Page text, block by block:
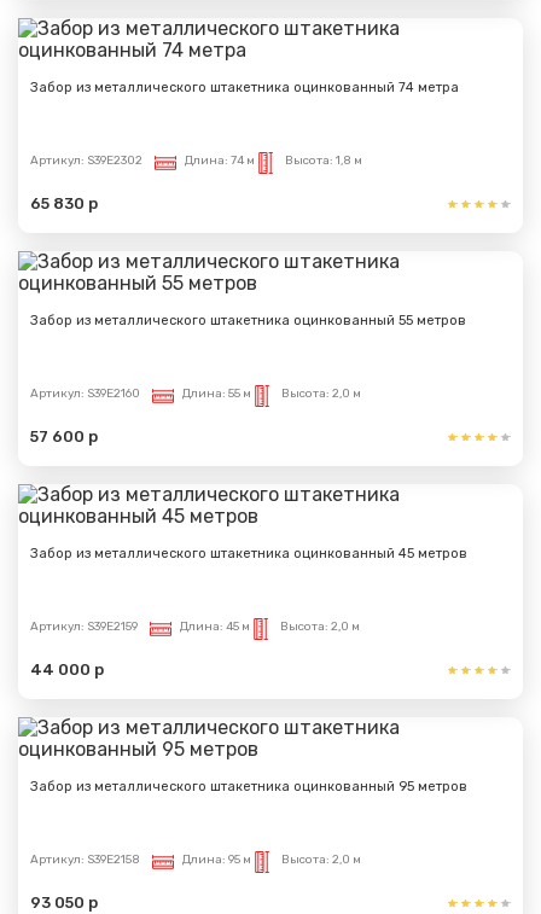
Забор из металлического штакетника оцинкованный 74 метра
Артикул: S39E2302 Длина: 74 м Высота: 1,8 м
65 830 р
Забор из металлического штакетника оцинкованный 55 метров
Артикул: S39E2160 Длина: 55 м Высота: 2,0 м
57 600 р
Забор из металлического штакетника оцинкованный 45 метров
Артикул: S39E2159 Длина: 45 м Высота: 2,0 м
44 000 р
Забор из металлического штакетника оцинкованный 95 метров
Артикул: S39E2158 Длина: 95 м Высота: 2,0 м
93 050 р
отправлено
Спасибо за обращение, наш специалист свяжется с